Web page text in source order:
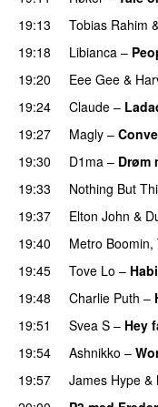
19:13
Tobias Rahim &
19:18
Libianca –
19:20 Eee Gee &
19:24
Claude –
19:27 Magly –
19:30
D1ma – Drøm
19:33 Nothing But
19:37 Elton John &
19:40
Metro Boomin,
19:45
Tove Lo –
19:48 Charlie Puth –
19:51
Svea S – Hey
19:54 Ashnikko –
19:57 James Hype &